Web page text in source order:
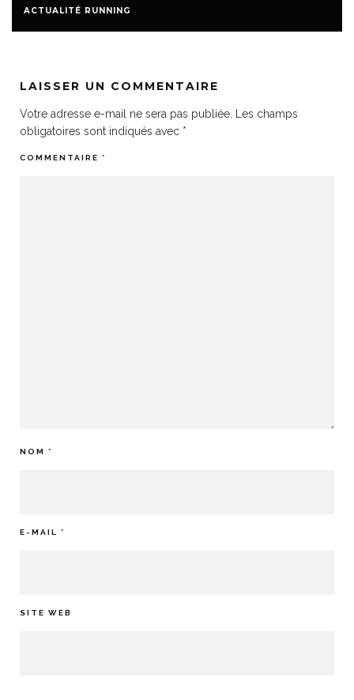
ACTUALITÉ RUNNING
LAISSER UN COMMENTAIRE
Votre adresse e-mail ne sera pas publiée.
Les champs
obligatoires sont indiqués avec *
COMMENTAIRE *
NOM *
E-MAIL *
SITE WEB